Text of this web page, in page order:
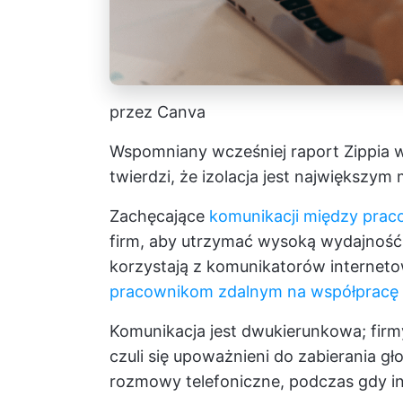
przez Canva
Wspomniany wcześniej raport Zippia
twierdzi, że izolacja jest największym
Zachęcające komunikacji między
firm, aby utrzymać wysoką
korzystają z komunikatorów
pracownikom zdalnym na
Komunikacja jest dwukierunkowa;
czuli się upoważnieni do zabierania
rozmowy telefoniczne, podczas gdy